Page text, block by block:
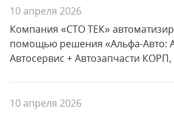
10 апреля 2026
Компания «СТО ТЕК»
помощью решения «Альфа-Авто:
Автосервис + Автозапчасти
10 апреля 2026